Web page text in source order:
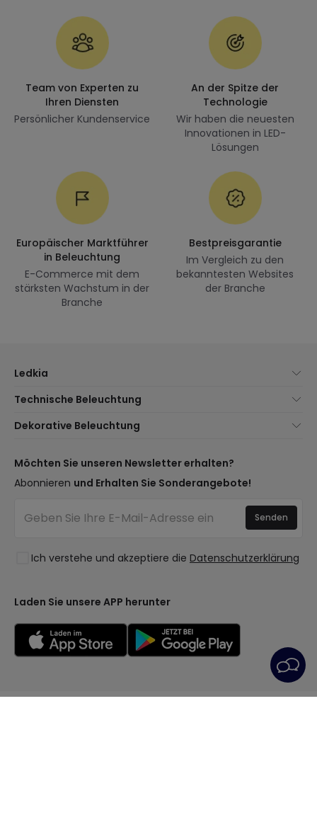
Team von Experten zu
Ihren Diensten
Persönlicher Kundenservice
An der Spitze der
Technologie
Wir haben die neuesten
Innovationen in LED-
Lösungen
Europäischer Marktführer
in Beleuchtung
E-Commerce mit dem
stärksten Wachstum in der
Branche
Bestpreisgarantie
Im Vergleich zu den
bekanntesten Websites
der Branche
Ledkia
Kundenservice
Versandmethoden
Sind Sie ein Profi?
Häufig gestellte Fragen (FAQ)
Technische Beleuchtung
Marken
Beleuchtung für Unternehmen
Dekorative Beleuchtung
Trends
Premium-Dekor-Marken
Räume
Kollektionen
Möchten Sie unseren Newsletter erhalten?
Abonnieren und Erhalten Sie Sonderangebote!
Ich verstehe und akzeptiere die Datenschutzerklärung
Senden
Laden Sie unsere APP herunter